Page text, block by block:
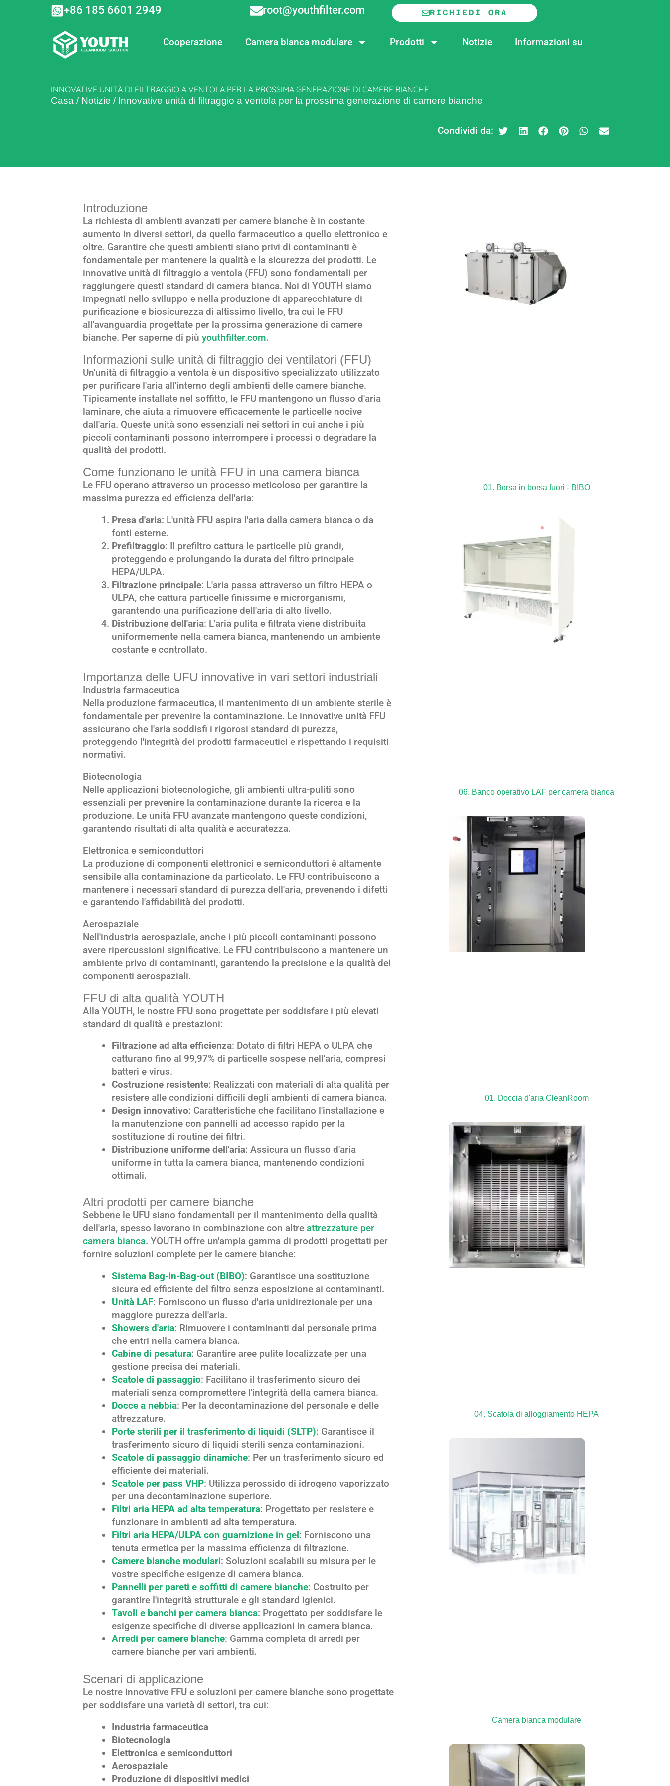
+86 185 6601 2949 root@youthfilter.com RICHIEDI ORA
Cooperazione Camera bianca modulare Prodotti Notizie Informazioni su
INNOVATIVE UNITÀ DI FILTRAGGIO A VENTOLA PER LA PROSSIMA GENERAZIONE DI CAMERE BIANCHE
Casa / Notizie / Innovative unità di filtraggio a ventola per la prossima generazione di camere bianche
Condividi da:
Introduzione
La richiesta di ambienti avanzati per camere bianche è in costante
aumento in diversi settori, da quello farmaceutico a quello elettronico e
oltre. Garantire che questi ambienti siano privi di contaminanti è
fondamentale per mantenere la qualità e la sicurezza dei prodotti. Le
innovative unità di filtraggio a ventola (FFU) sono fondamentali per
raggiungere questi standard di camera bianca. Noi di YOUTH siamo
impegnati nello sviluppo e nella produzione di apparecchiature di
purificazione e biosicurezza di altissimo livello, tra cui le FFU
all'avanguardia progettate per la prossima generazione di camere
bianche. Per saperne di più youthfilter.com.
Informazioni sulle unità di filtraggio dei ventilatori (FFU)
Un'unità di filtraggio a ventola è un dispositivo specializzato utilizzato
per purificare l'aria all'interno degli ambienti delle camere bianche.
Tipicamente installate nel soffitto, le FFU mantengono un flusso d'aria
laminare, che aiuta a rimuovere efficacemente le particelle nocive
dall'aria. Queste unità sono essenziali nei settori in cui anche i più
piccoli contaminanti possono interrompere i processi o degradare la
qualità dei prodotti.
Come funzionano le unità FFU in una camera bianca
Le FFU operano attraverso un processo meticoloso per garantire la
massima purezza ed efficienza dell'aria:
Presa d'aria: L'unità FFU aspira l'aria dalla camera bianca o da
fonti esterne.
Prefiltraggio: Il prefiltro cattura le particelle più grandi,
proteggendo e prolungando la durata del filtro principale
HEPA/ULPA.
Filtrazione principale: L'aria passa attraverso un filtro HEPA o
ULPA, che cattura particelle finissime e microrganismi,
garantendo una purificazione dell'aria di alto livello.
Distribuzione dell'aria: L'aria pulita e filtrata viene distribuita
uniformemente nella camera bianca, mantenendo un ambiente
costante e controllato.
Importanza delle UFU innovative in vari settori industriali
Industria farmaceutica
Nella produzione farmaceutica, il mantenimento di un ambiente sterile è
fondamentale per prevenire la contaminazione. Le innovative unità FFU
assicurano che l'aria soddisfi i rigorosi standard di purezza,
proteggendo l'integrità dei prodotti farmaceutici e rispettando i requisiti
normativi.
Biotecnologia
Nelle applicazioni biotecnologiche, gli ambienti ultra-puliti sono
essenziali per prevenire la contaminazione durante la ricerca e la
produzione. Le unità FFU avanzate mantengono queste condizioni,
garantendo risultati di alta qualità e accuratezza.
Elettronica e semiconduttori
La produzione di componenti elettronici e semiconduttori è altamente
sensibile alla contaminazione da particolato. Le FFU contribuiscono a
mantenere i necessari standard di purezza dell'aria, prevenendo i difetti
e garantendo l'affidabilità dei prodotti.
Aerospaziale
Nell'industria aerospaziale, anche i più piccoli contaminanti possono
avere ripercussioni significative. Le FFU contribuiscono a mantenere un
ambiente privo di contaminanti, garantendo la precisione e la qualità dei
componenti aerospaziali.
FFU di alta qualità YOUTH
Alla YOUTH, le nostre FFU sono progettate per soddisfare i più elevati
standard di qualità e prestazioni:
Filtrazione ad alta efficienza: Dotato di filtri HEPA o ULPA che
catturano fino al 99,97% di particelle sospese nell'aria, compresi
batteri e virus.
Costruzione resistente: Realizzati con materiali di alta qualità per
resistere alle condizioni difficili degli ambienti di camera bianca.
Design innovativo: Caratteristiche che facilitano l'installazione e
la manutenzione con pannelli ad accesso rapido per la
sostituzione di routine dei filtri.
Distribuzione uniforme dell'aria: Assicura un flusso d'aria
uniforme in tutta la camera bianca, mantenendo condizioni
ottimali.
Altri prodotti per camere bianche
Sebbene le UFU siano fondamentali per il mantenimento della qualità
dell'aria, spesso lavorano in combinazione con altre attrezzature per
camera bianca. YOUTH offre un'ampia gamma di prodotti progettati per
fornire soluzioni complete per le camere bianche:
Sistema Bag-in-Bag-out (BIBO): Garantisce una sostituzione
sicura ed efficiente del filtro senza esposizione ai contaminanti.
Unità LAF: Forniscono un flusso d'aria unidirezionale per una
maggiore purezza dell'aria.
Showers d'aria: Rimuovere i contaminanti dal personale prima
che entri nella camera bianca.
Cabine di pesatura: Garantire aree pulite localizzate per una
gestione precisa dei materiali.
Scatole di passaggio: Facilitano il trasferimento sicuro dei
materiali senza compromettere l'integrità della camera bianca.
Docce a nebbia: Per la decontaminazione del personale e delle
attrezzature.
Porte sterili per il trasferimento di liquidi (SLTP): Garantisce il
trasferimento sicuro di liquidi sterili senza contaminazioni.
Scatole di passaggio dinamiche: Per un trasferimento sicuro ed
efficiente dei materiali.
Scatole per pass VHP: Utilizza perossido di idrogeno vaporizzato
per una decontaminazione superiore.
Filtri aria HEPA ad alta temperatura: Progettato per resistere e
funzionare in ambienti ad alta temperatura.
Filtri aria HEPA/ULPA con guarnizione in gel: Forniscono una
tenuta ermetica per la massima efficienza di filtrazione.
Camere bianche modulari: Soluzioni scalabili su misura per le
vostre specifiche esigenze di camera bianca.
Pannelli per pareti e soffitti di camere bianche: Costruito per
garantire l'integrità strutturale e gli standard igienici.
Tavoli e banchi per camera bianca: Progettato per soddisfare le
esigenze specifiche di diverse applicazioni in camera bianca.
Arredi per camere bianche: Gamma completa di arredi per
camere bianche per vari ambienti.
Scenari di applicazione
Le nostre innovative FFU e soluzioni per camere bianche sono progettate
per soddisfare una varietà di settori, tra cui:
Industria farmaceutica
Biotecnologia
Elettronica e semiconduttori
Aerospaziale
Produzione di dispositivi medici
01. Borsa in borsa fuori - BIBO
06. Banco operativo LAF per camera bianca
01. Doccia d'aria CleanRoom
04. Scatola di alloggiamento HEPA
Camera bianca modulare